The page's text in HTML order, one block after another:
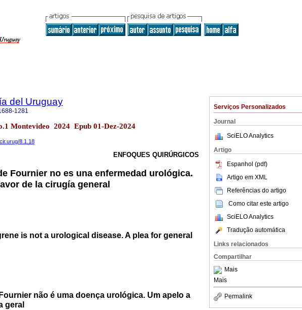
Serviços Personalizados
Journal
SciELO Analytics
Artigo
Espanhol (pdf)
Artigo em XML
Referências do artigo
Como citar este artigo
SciELO Analytics
Tradução automática
Links relacionados
Compartilhar
Mais
Mais
Permalink
del Uruguay
1281
Montevideo 2024 Epub 01-Dez-2024
8.1.18
ENFOQUES QUIRÚRGICOS
Fournier no es una enfermedad urológica.
de la cirugía general
is not a urological disease. A plea for general
não é uma doença urológica. Um apelo a
geral